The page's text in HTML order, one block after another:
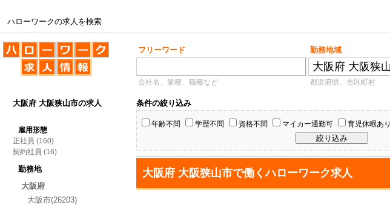
ハローワークの求人を検索
ハローワークの求人を検索 フリーワード 勤務地域
会社名、業種、職種など 都道府県、市区町村
大阪府 大阪狭山市の求人
雇用形態
正社員 (160)
契約社員 (16)
勤務地
大阪府
大阪市(26203)
条件の絞り込み
年齢不問 学歴不問 資格不問 マイカー通勤可 育児休暇あり
大阪府 大阪狭山市で働くハローワーク求人